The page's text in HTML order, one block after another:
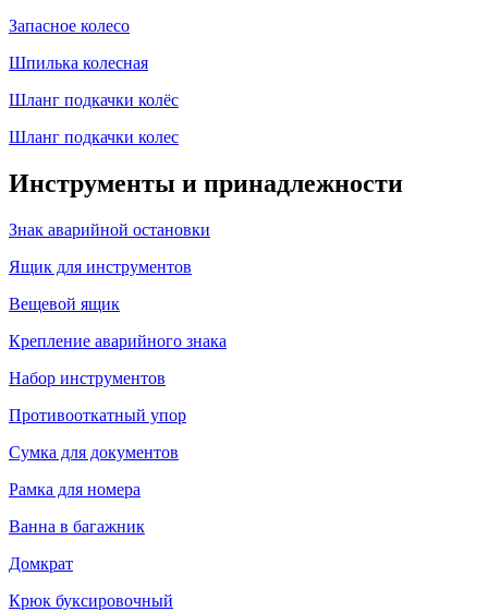
Запасное колесо
Шпилька колесная
Шланг подкачки колёс
Шланг подкачки колес
Инструменты и принадлежности
Знак аварийной остановки
Ящик для инструментов
Вещевой ящик
Крепление аварийного знака
Набор инструментов
Противооткатный упор
Сумка для документов
Рамка для номера
Ванна в багажник
Домкрат
Крюк буксировочный